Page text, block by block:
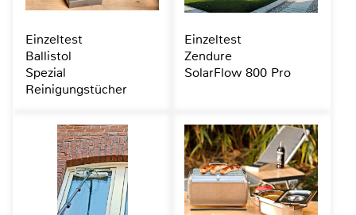
Einzeltest
Ballistol
Spezial
Reinigungstücher
Einzeltest
Zendure
SolarFlow 800 Pro